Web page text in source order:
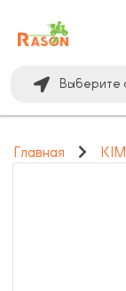
Выберите
Главная